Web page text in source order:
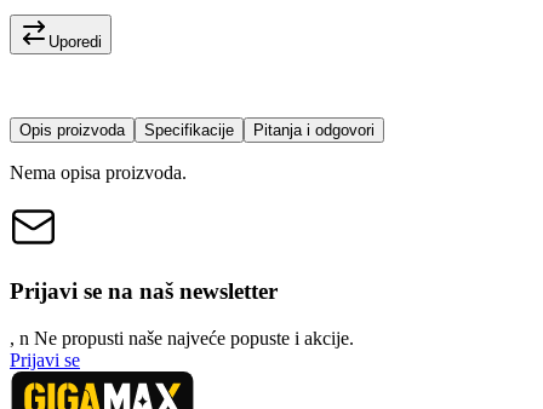
Uporedi
Opis proizvoda Specifikacije Pitanja i odgovori
Nema opisa proizvoda.
Prijavi se na naš newsletter
, n Ne propusti naše najveće popuste i akcije.
Prijavi se